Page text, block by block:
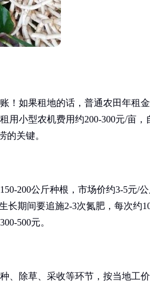
！如果租地的话，普通农田年租
用小型农机费用约200-300元/亩
的关键。
200公斤种根，市场价约3-5元/
长期间要追施2-3次氮肥，每次约
500元。
、除草、采收等环节，按当地工